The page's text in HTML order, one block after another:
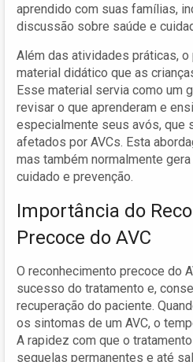
aprendido com suas famílias,
discussão sobre saúde e
Além das atividades práticas,
material didático que as
Esse material servia como um
revisar o que aprenderam e
especialmente seus avós, que
afetados por AVCs. Esta
mas também normalmente
cuidado e prevenção.
Importância do
Precoce do AVC
O reconhecimento precoce do
sucesso do tratamento e,
recuperação do paciente.
os sintomas de um AVC, o
A rapidez com que o
sequelas permanentes e até